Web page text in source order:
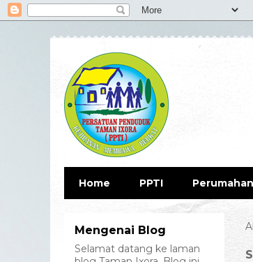
Home PPTI
Mengenai Blog
Selamat datang ke laman